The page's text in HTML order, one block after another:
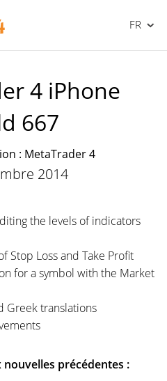
FR
4 iPhone
667
: MetaTrader 4
2014
the levels of indicators
Stop Loss and Take Profit
for a symbol with the Market
Greek translations
précédentes :